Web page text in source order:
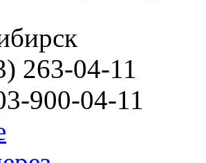
263-04-11
900-04-11